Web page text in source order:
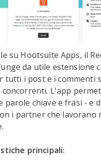
su Hootsuite Apps, il
da utile estensione
tutti i post e i commenti
concorrenti. L'app
parole chiave e frasi - e
i partner che lavorano
principali: